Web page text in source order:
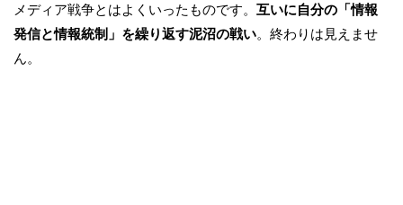
メディア戦争とはよくいったものです。 互いに自分の「情報
発信と情報統制」を繰り返す泥沼の戦い。終わりは見えませ
ん。